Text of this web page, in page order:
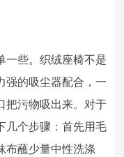
一些。织绒座椅不是
强的吸尘器配合，一
把污物吸出来。对于
几个步骤：首先用毛
布蘸少量中性洗涤